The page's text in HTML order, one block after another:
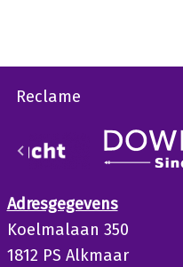
Reclame
Adresgegevens
Koelmalaan 350
1812 PS Alkmaar